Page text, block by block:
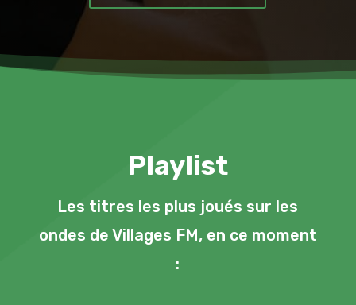
Playlist
Les titres les plus joués sur les
ondes de Villages FM, en ce moment
: